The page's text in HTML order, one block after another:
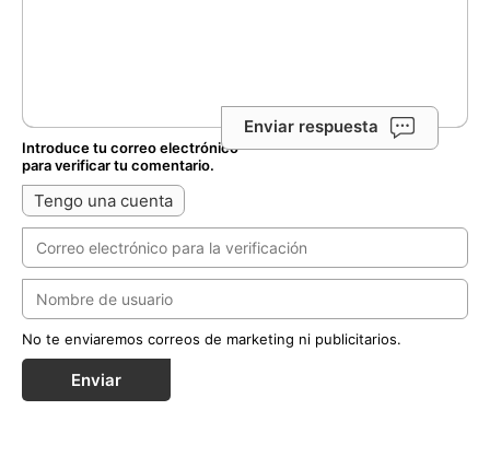
Enviar respuesta
Introduce tu correo electrónico
para verificar tu comentario.
Tengo una cuenta
No te enviaremos correos de marketing ni publicitarios.
Enviar